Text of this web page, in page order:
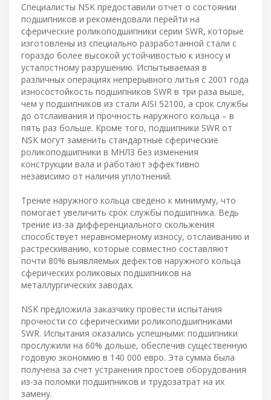
Специалисты NSK предоставили отчет о состоянии
подшипников и рекомендовали перейти на
сферические роликоподшипники серии SWR, которые
изготовлены из специально разработанной стали с
гораздо более высокой устойчивостью к износу и
усталостному разрушению. Испытываемая в
различных операциях непрерывного литья с 2001 года
износостойкость подшипников SWR в три раза выше,
чем у подшипников из стали AISI 52100, а срок службы
до отслаивания и прочность наружного кольца – в
пять раз больше. Кроме того, подшипники SWR от
NSK могут заменить стандартные сферические
роликоподшипники в МНЛЗ без изменения
конструкции вала и работают эффективно
независимо от наличия уплотнений.
Трение наружного кольца сведено к минимуму, что
помогает увеличить срок службы подшипника. Ведь
трение из-за дифференциального скольжения
способствует неравномерному износу, отслаиванию и
растрескиванию, которые совместно составляют
почти 80% выявляемых дефектов наружного кольца
сферических роликовых подшипников на
металлургических заводах.
NSK предложила заказчику провести испытания
прочности со сферическими роликоподшипниками
SWR. Испытания оказались успешными: подшипники
прослужили на 60% дольше, обеспечив существенную
годовую экономию в 140 000 евро. Эта сумма была
получена за счет устранения простоев оборудования
из-за поломки подшипников и трудозатрат на их
замену.